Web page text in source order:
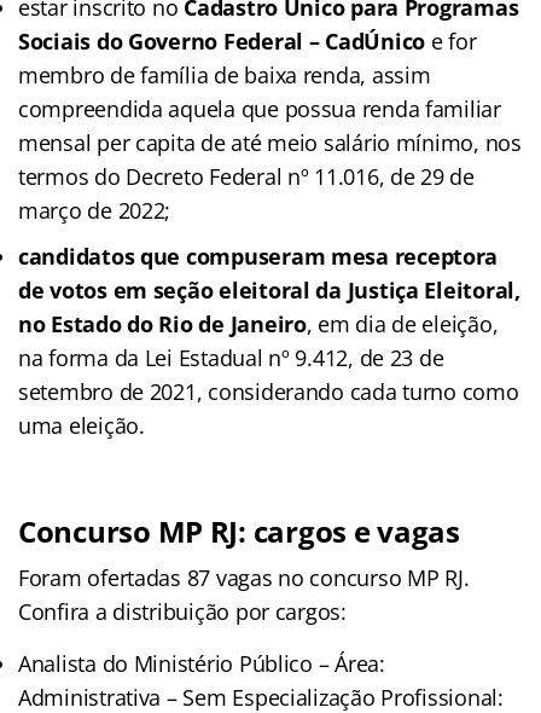
estar inscrito no Cadastro Único para Programas
Sociais do Governo Federal – CadÚnico e for
membro de família de baixa renda, assim
compreendida aquela que possua renda familiar
mensal per capita de até meio salário mínimo, nos
termos do Decreto Federal nº 11.016, de 29 de
março de 2022;
candidatos que compuseram mesa receptora
de votos em seção eleitoral da Justiça Eleitoral,
no Estado do Rio de Janeiro, em dia de eleição,
na forma da Lei Estadual nº 9.412, de 23 de
setembro de 2021, considerando cada turno como
uma eleição.
Concurso MP RJ: cargos e vagas
Foram ofertadas 87 vagas no concurso MP RJ.
Confira a distribuição por cargos:
Analista do Ministério Público – Área:
Administrativa – Sem Especialização Profissional: